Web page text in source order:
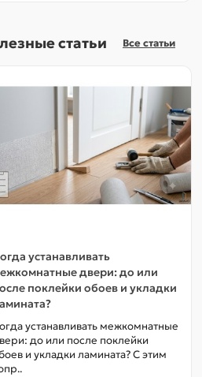
статьи Все статьи
устанавливать
двери: до или
поклейки обоев и укладки
устанавливать межкомнатные
до или после поклейки
и укладки ламината? С этим